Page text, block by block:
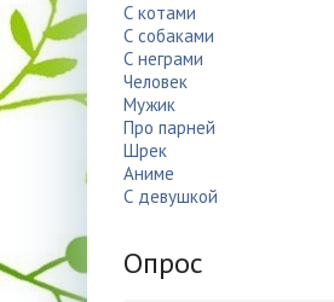
С котами
С собаками
С неграми
Человек
Мужик
Про парней
Шрек
Аниме
С девушкой
Опрос